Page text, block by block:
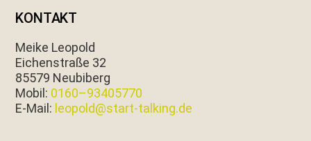
KONTAKT
Meike Leopold
Eichen­straße 32
85579 Neubiberg
Mobil: 0160–93405770
E‑Mail: leopold@start-talking.de